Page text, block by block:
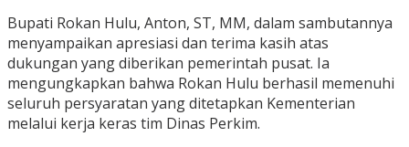
Bupati Rokan Hulu, Anton, ST, MM, dalam sambutannya
menyampaikan apresiasi dan terima kasih atas
dukungan yang diberikan pemerintah pusat. Ia
mengungkapkan bahwa Rokan Hulu berhasil memenuhi
seluruh persyaratan yang ditetapkan Kementerian
melalui kerja keras tim Dinas Perkim.